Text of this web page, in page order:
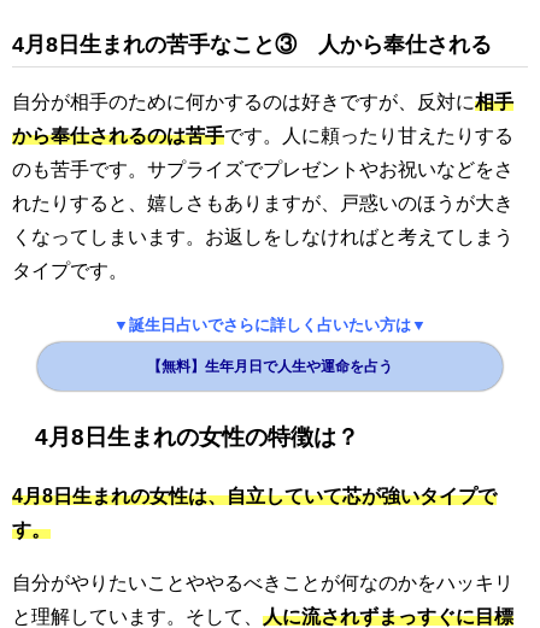
4月8日生まれの苦手なこと③ 人から奉仕される
自分が相手のために何かするのは好きですが、反対に相手
から奉仕されるのは苦手です。人に頼ったり甘えたりする
のも苦手です。サプライズでプレゼントやお祝いなどをさ
れたりすると、嬉しさもありますが、戸惑いのほうが大き
くなってしまいます。お返しをしなければと考えてしまう
タイプです。
▼誕生日占いでさらに詳しく占いたい方は▼
【無料】生年月日で人生や運命を占う
4月8日生まれの女性の特徴は？
4月8日生まれの女性は、自立していて芯が強いタイプで
す。
自分がやりたいことややるべきことが何なのかをハッキリ
と理解しています。そして、 人に流されずまっすぐに目標